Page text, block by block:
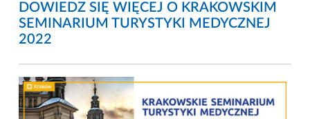
DOWIEDZ SIĘ WIĘCEJ O KRAKOWSKIM
SEMINARIUM TURYSTYKI MEDYCZNEJ
2022